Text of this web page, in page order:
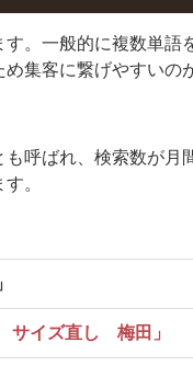
。一般的に複数単語
集客に繋げやすいの
呼ばれ、検索数が月
。
サイズ直し 梅田」